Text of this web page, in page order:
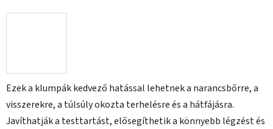
Ezek a klumpák kedvező hatással lehetnek a narancsbőrre, a
visszerekre, a túlsúly okozta terhelésre és a hátfájásra.
Javíthatják a testtartást, elősegíthetik a könnyebb légzést és